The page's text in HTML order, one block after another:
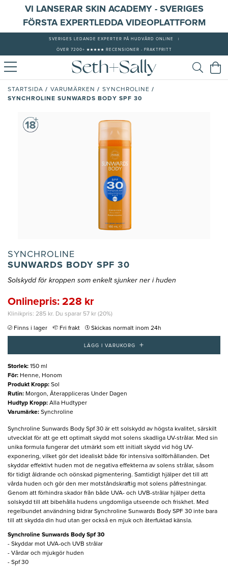
VI LANSERAR SKIN ACADEMY - SVERIGES
FÖRSTA EXPERTLEDDA VIDEOPLATTFORM
SVERIGES LEDANDE EXPERTER PÅ HUDVÅRD ONLINE
ÖVER 7200+ ★★★★★ RECENSIONER - FRAKTFRITT
STARTSIDA / VARUMÄRKEN / SYNCHROLINE /
SYNCHROLINE SUNWARDS BODY SPF 30
SYNCHROLINE
SUNWARDS BODY SPF 30
Solskydd för kroppen som enkelt sjunker ner i huden
Onlinepris: 228 kr
Klinikpris: 285 kr. Du sparar 57 kr (20%)
Finns i lager Fri frakt Skickas normalt inom 24h
LÄGG I VARUKORG +
Storlek: 150 ml
För: Henne, Honom
Produkt Kropp: Sol
Rutin: Morgon, Återappliceras Under Dagen
Hudtyp Kropp: Alla Hudtyper
Varumärke: Synchroline
Synchroline Sunwards Body Spf 30 är ett solskydd av högsta kvalitet, särskilt
utvecklat för att ge ett optimalt skydd mot solens skadliga UV-strålar. Med sin
unika formula fungerar det utmärkt som ett initialt skydd vid hög UV-
exponering, vilket gör det idealiskt både för intensiva solförhållanden. Det
skyddar effektivt huden mot de negativa effekterna av solens strålar, såsom
för tidigt åldrande och oönskad pigmentering. Samtidigt hjälper det till att
vårda huden och gör den mer motståndskraftig mot solens påfrestningar.
Genom att förhindra skador från både UVA- och UVB-strålar hjälper detta
solskydd till att bibehålla hudens ungdomliga utseende och friskhet. Med
regelbundet användning bidrar Synchroline Sunwards Body SPF 30 inte bara
till att skydda din hud utan ger också en mjuk och återfuktad känsla.
Synchroline Sunwards Body Spf 30
- Skyddar mot UVA-och UVB strålar
- Vårdar och mjukgör huden
- Spf 30